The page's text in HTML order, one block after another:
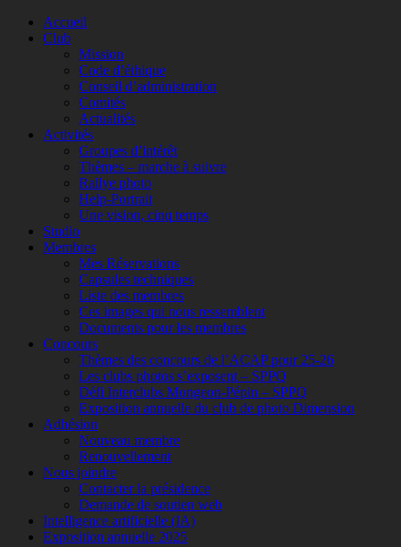
remonterAccueil
Club
Mission
Code d’éthique
Conseil d’administration
Comités
Actualités
Activités
Groupes d’intérêt
Thèmes – marche à suivre
Rallye photo
Help-Portrait
Une vision, cinq temps
Studio
Membres
Mes Réservations
Capsules techniques
Liste des membres
Ces images qui nous ressemblent
Documents pour les membres
Concours
Thèmes des concours de l’ACAP pour 25-26
Les clubs photos s’exposent – SPPQ
Défi Interclubs Mongeon-Pépin – SPPQ
Exposition annuelle du club de photo Dimension
Adhésion
Nouveau membre
Renouvellement
Nous joindre
Contacter la présidence
Demande de soutien web
Intelligence artificielle (IA)
Exposition annuelle 2025